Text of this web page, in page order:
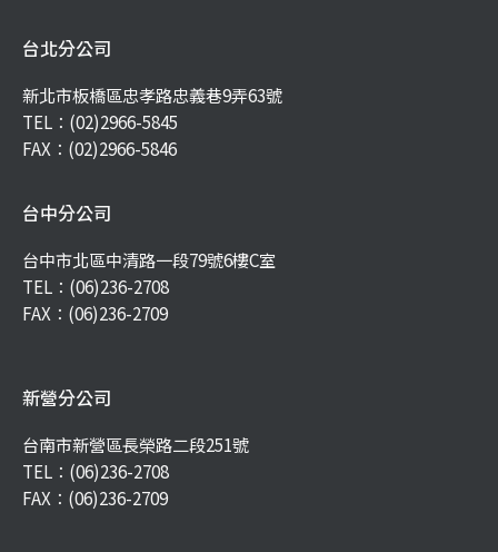
台北分公司
新北市板橋區忠孝路忠義巷9弄63號
TEL： (02)2966-5845
FAX：(02)2966-5846
台中分公司
台中市北區中清路一段79號6樓C室
TEL： (06)236-2708
FAX：(06)236-2709
新營分公司
台南市新營區長榮路二段251號
TEL： (06)236-2708
FAX：(06)236-2709